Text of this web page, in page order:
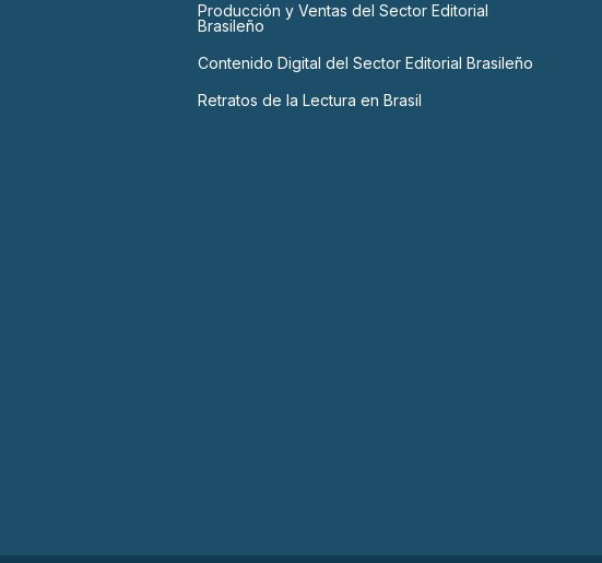
Producción y Ventas del Sector Editorial
Brasileño
Contenido Digital del Sector Editorial Brasileño
Retratos de la Lectura en Brasil